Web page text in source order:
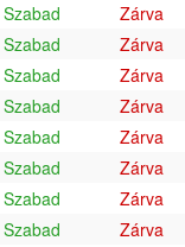
Szabad
Zárva
Szabad
Zárva
Szabad
Zárva
Szabad
Zárva
Szabad
Zárva
Szabad
Zárva
Szabad
Zárva
Szabad
Zárva